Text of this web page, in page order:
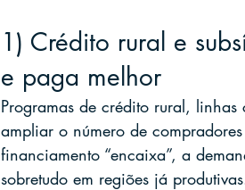
1) Crédito rural e
e paga melhor
Programas de crédito rural,
ampliar o número de
financiamento “encaixa”, a
sobretudo em regiões já